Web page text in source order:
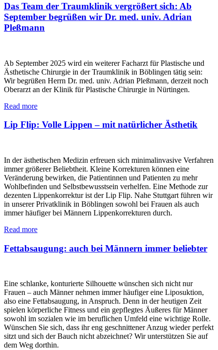
Das Team der Traumklinik vergrößert sich: Ab
September begrüßen wir Dr. med. univ. Adrian
Pleßmann
Ab September 2025 wird ein weiterer Facharzt für Plastische und
Ästhetische Chirurgie in der Traumklinik in Böblingen tätig sein:
Wir begrüßen Herrn Dr. med. univ. Adrian Pleßmann, derzeit noch
Oberarzt an der Klinik für Plastische Chirurgie in Nürtingen.
Read more
Lip Flip: Volle Lippen – mit natürlicher Ästhetik
In der ästhetischen Medizin erfreuen sich minimalinvasive Verfahren
immer größerer Beliebtheit. Kleine Korrekturen können eine
Veränderung bewirken, die Patientinnen und Patienten zu mehr
Wohlbefinden und Selbstbewusstsein verhelfen. Eine Methode zur
dezenten Lippenkorrektur ist der Lip Flip. Nahe Stuttgart führen wir
in unserer Privatklinik in Böblingen sowohl bei Frauen als auch
immer häufiger bei Männern Lippenkorrekturen durch.
Read more
Fettabsaugung: auch bei Männern immer beliebter
Eine schlanke, konturierte Silhouette wünschen sich nicht nur
Frauen – auch Männer nehmen immer häufiger eine Liposuktion,
also eine Fettabsaugung, in Anspruch. Denn in der heutigen Zeit
spielen körperliche Fitness und ein gepflegtes Äußeres für Männer
sowohl im sozialen wie im beruflichen Umfeld eine wichtige Rolle.
Wünschen Sie sich, dass ihr eng geschnittener Anzug wieder perfekt
sitzt und sich der Bauch nicht abzeichnet? Wir unterstützen Sie auf
dem Weg dorthin.